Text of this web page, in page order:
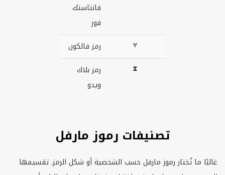
فانتاستك
فور
⩔ رمز فالكون
⧗
رمز بلاك
ويدو
تصنيفات رموز مارفل
غالبًا ما تُختار رموز مارفل حسب الشخصية أو شكل الرمز. تقسيمها